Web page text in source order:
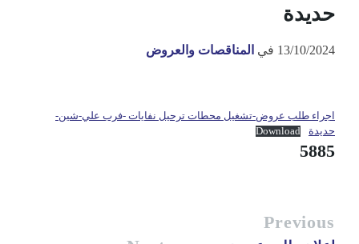
حديدة
13/10/2024 في المناقصات والعروض
اجراء طلب عروض-تشغيل محطات ترحيل نفايات -فرب علي-شين-
حديدة
Download
5885
Previous